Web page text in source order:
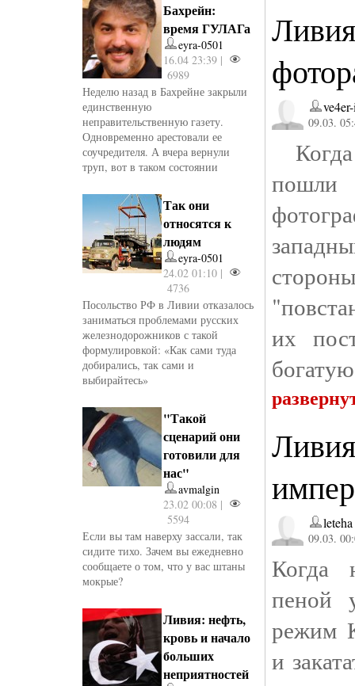
Бахрейн:
время ГУЛАГа
eyra-0501
16.04 23:39 |
6989
Неделю назад в Бахрейне закрыли
единственную
неправительственную газету.
Одновременно арестовали ее
соучредителя. А вчера вернули
труп, вот в таком состоянии
Так они
относятся к
людям
eyra-0501
24.02 01:10 |
4736
Посольство РФ в Ливии отказалось
заниматься проблемами русских
железнодорожников с такой
формулировкой: «Как сами туда
добирались, так сами и
выбирайтесь»
"Такой
сценарий они
готовили для
нас"
avmalgin
23.02 00:08 |
5594
Если вы там наверху зассали, так
сидите тихо. Зачем вы ежедневно
сообщаете о том, что у вас штаны
мокрые?
Ливия: нефть,
кровь и начало
больших
неприятностей
09.03.
их
leteha
09.03.
Когда
пеной
режим
и